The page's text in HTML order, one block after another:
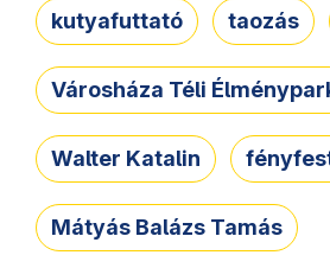
kutyafuttató taozás
Városháza Téli
Walter Katalin
Mátyás Balázs Tamás